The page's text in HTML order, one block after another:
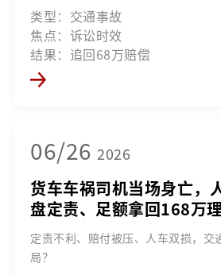
类型：交通事故
焦点：诉讼时效
结果：追回68万赔偿
06/26 2026
货车车祸司机当场身亡，
盘定责、足额拿回168万
定责不利、赔付被压、人车双损，交
局？